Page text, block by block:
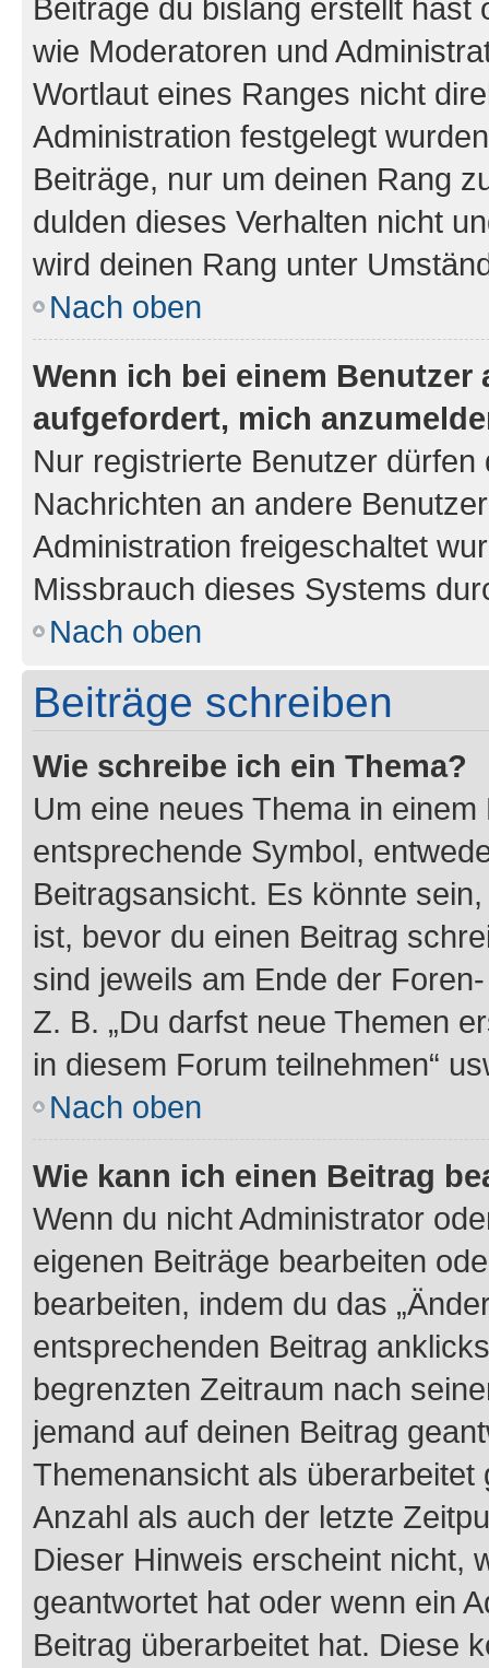
Beiträge du bislang erstellt
wie Moderatoren und
Wortlaut eines Ranges nicht
Administration festgelegt
Beiträge, nur um deinen Rang
dulden dieses Verhalten nicht
wird deinen Rang unter
Nach oben
Wenn ich bei einem
aufgefordert, mich
Nur registrierte Benutzer
Nachrichten an andere
Administration freigeschaltet
Missbrauch dieses Systems
Nach oben
Beiträge schreiben
Wie schreibe ich ein Thema?
Um eine neues Thema in
entsprechende Symbol,
Beitragsansicht. Es könnte
ist, bevor du einen Beitrag
sind jeweils am Ende der
Z. B. „Du darfst neue Themen
in diesem Forum teilnehmen“
Nach oben
Wie kann ich einen Beitrag
Wenn du nicht Administrator
eigenen Beiträge bearbeiten
bearbeiten, indem du das
entsprechenden Beitrag
begrenzten Zeitraum nach
jemand auf deinen Beitrag
Themenansicht als
Anzahl als auch der letzte
Dieser Hinweis erscheint nicht,
geantwortet hat oder wenn ein
Beitrag überarbeitet hat. Diese